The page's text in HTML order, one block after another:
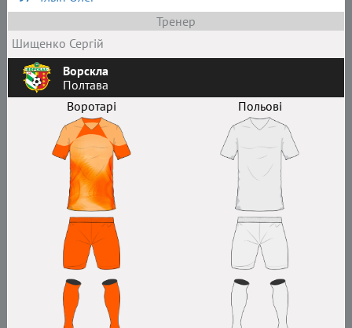
Тренер
Шищенко Сергій
Ворскла
Полтава
Воротарі
Польові